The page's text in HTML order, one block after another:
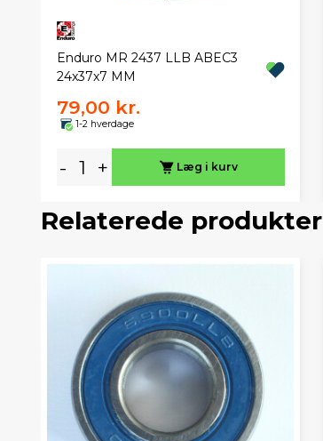
Enduro MR 2437 LLB ABEC3
24x37x7 MM
79,00 kr.
1-2 hverdage
- + Læg i kurv
Relaterede produkter